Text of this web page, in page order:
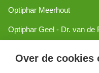
Over de cookies
Optiphar Meerhout
Optiphar Geel - Dr. van de